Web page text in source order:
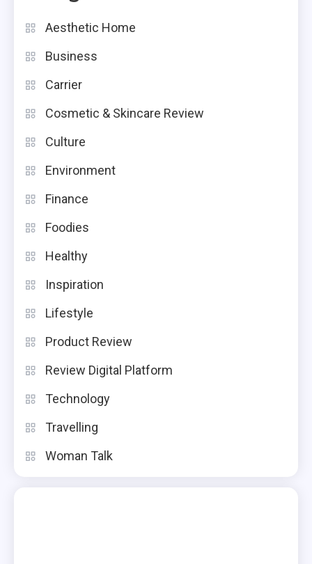
Aesthetic Home
Business
Carrier
Cosmetic & Skincare Review
Culture
Environment
Finance
Foodies
Healthy
Inspiration
Lifestyle
Product Review
Review Digital Platform
Technology
Travelling
Woman Talk